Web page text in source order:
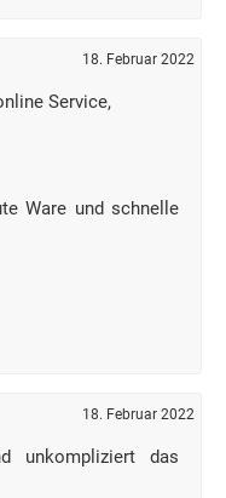
18. Februar 2022
Service,
Ware und schnelle
18. Februar 2022
unkompliziert das